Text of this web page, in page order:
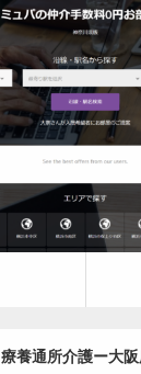
更新日：
検索サイト
療養通所介護ー大